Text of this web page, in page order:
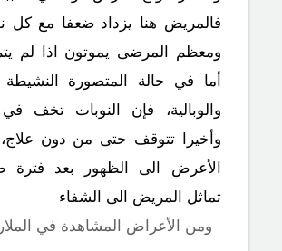
فالمريض هنا يزداد ضعفا مع كل
ومعظم المرضى يموتون اذا لم
أما في حالة المتصورة النشيطة
والوبالية، فإن النوبات تخف
وأخيرا تتوقف حتى من دون
الأعرض الى الظهور بعد فترة
تماثل المريض الى الشفاء
ومن الأعراض المشاهدة في